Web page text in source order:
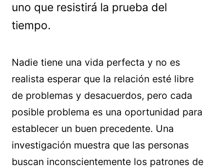
uno que resistirá la prueba del
tiempo.
Nadie tiene una vida perfecta y no es
realista esperar que la relación esté libre
de problemas y desacuerdos, pero cada
posible problema es una oportunidad para
establecer un buen precedente. Una
investigación muestra que las personas
buscan inconscientemente los patrones de